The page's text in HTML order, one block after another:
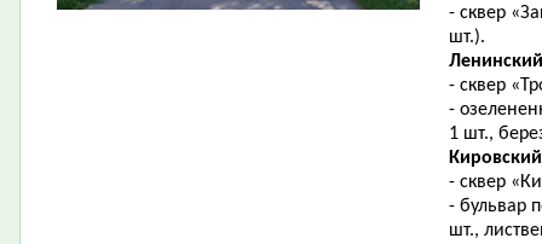
- сквер
шт.).
- сквер
-
1 шт.,
- сквер
- бульвар
шт.,